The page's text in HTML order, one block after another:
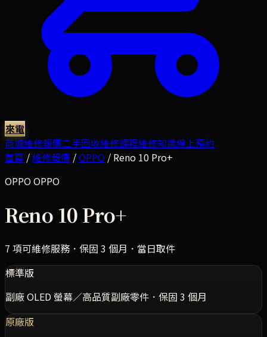
來電
商城維修報價二手回收維修課程維修知識線上預約
首頁 /維修報價 /OPPO / Reno 10 Pro+
OPPO OPPO
Reno 10 Pro+
7 項可維修服務．保固 3 個月．當日取件
標準版
副廠 OLED 螢幕／高品質副廠零件．保固 3 個月
原廠版